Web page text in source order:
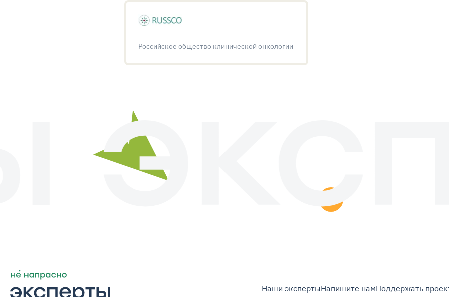
Российское общество клинической онкологии
Наши экспертыНапишите намПоддержать